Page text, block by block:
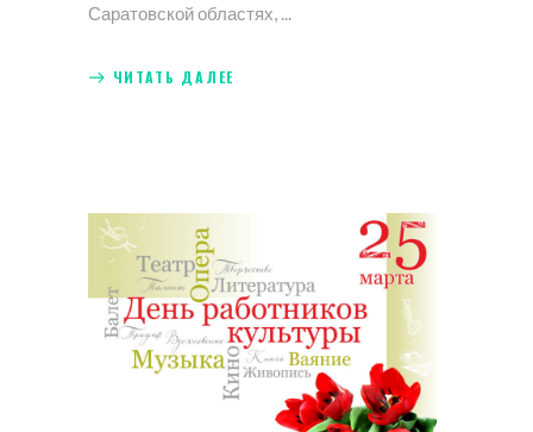
Саратовской областях,
ЧИТАТЬ ДАЛЕЕ